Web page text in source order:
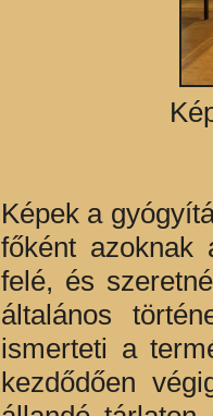
Képek a
főként azoknak
felé, és
általános
ismerteti a
kezdődően